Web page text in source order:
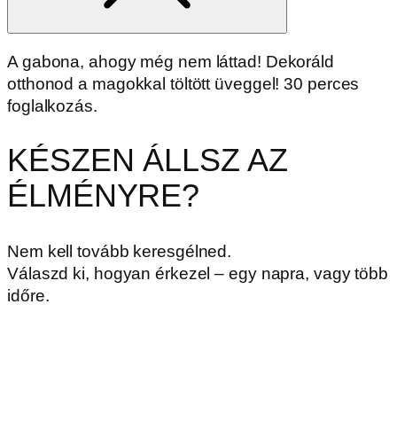
A gabona, ahogy még nem láttad! Dekoráld
otthonod a magokkal töltött üveggel! 30 perces
foglalkozás.
KÉSZEN ÁLLSZ AZ
ÉLMÉNYRE?
Nem kell tovább keresgélned.
Válaszd ki, hogyan érkezel – egy napra, vagy több
időre.